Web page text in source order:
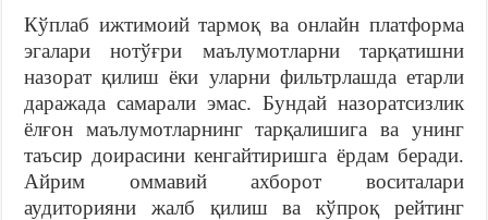
Кўплаб ижтимоий тармоқ ва онлайн платформа
эгалари нотўғри маълумотларни тарқатишни
назорат қилиш ёки уларни фильтрлашда етарли
даражада самарали эмас. Бундай назоратсизлик
ёлғон маълумотларнинг тарқалишига ва унинг
таъсир доирасини кенгайтиришга ёрдам беради.
Айрим оммавий ахборот воситалари
аудиторияни жалб қилиш ва кўпроқ рейтинг